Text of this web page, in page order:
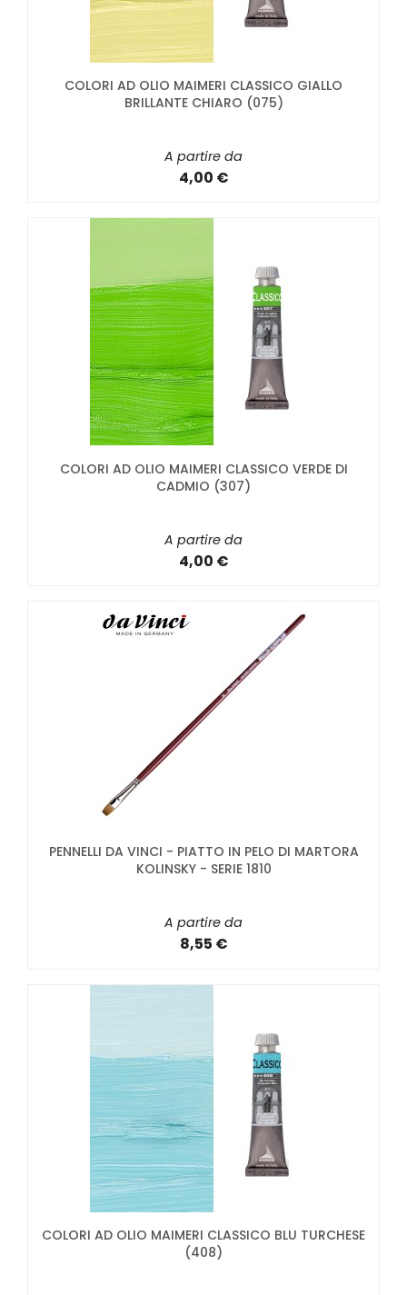
COLORI AD OLIO MAIMERI CLASSICO GIALLO
BRILLANTE CHIARO (075)
A partire da
4,00 €
COLORI AD OLIO MAIMERI CLASSICO VERDE DI
CADMIO (307)
A partire da
4,00 €
PENNELLI DA VINCI - PIATTO IN PELO DI MARTORA
KOLINSKY - SERIE 1810
A partire da
8,55 €
COLORI AD OLIO MAIMERI CLASSICO BLU TURCHESE
(408)